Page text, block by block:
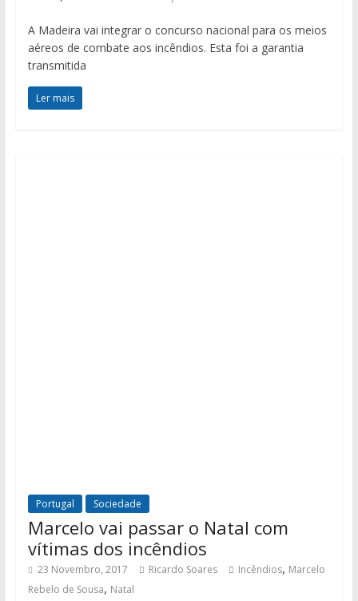
A Madeira vai integrar o concurso nacional para os meios
aéreos de combate aos incêndios. Esta foi a garantia
transmitida
Ler mais
Portugal Sociedade
Marcelo vai passar o Natal com
vítimas dos incêndios
23 Novembro, 2017 Ricardo Soares Incêndios, Marcelo
Rebelo de Sousa, Natal